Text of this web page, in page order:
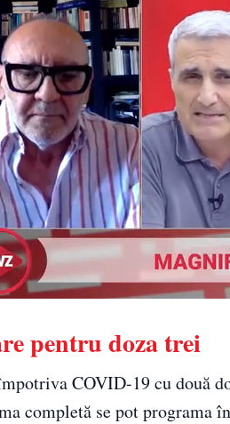
pentru doza trei
COVID-19 cu două
completă se pot programa